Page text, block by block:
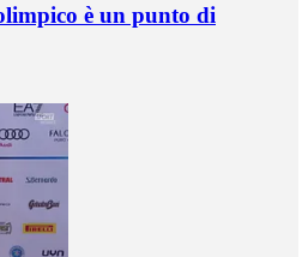
è un punto di